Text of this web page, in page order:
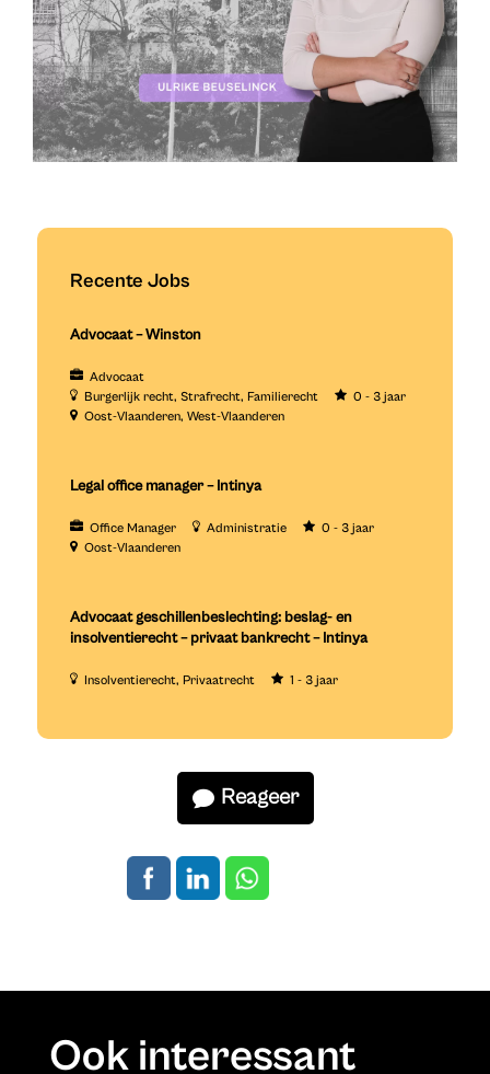
Recente Jobs
Advocaat – Winston
Advocaat
Burgerlijk recht Strafrecht Familierecht
0 - 3 jaar
Oost-Vlaanderen West-Vlaanderen
Legal office manager – Intinya
Office Manager Administratie
0 - 3 jaar
Oost-Vlaanderen
Advocaat geschillenbeslechting: beslag- en
insolventierecht – privaat bankrecht – Intinya
Insolventierecht Privaatrecht 1 - 3 jaar
Reageer
Ook interessant